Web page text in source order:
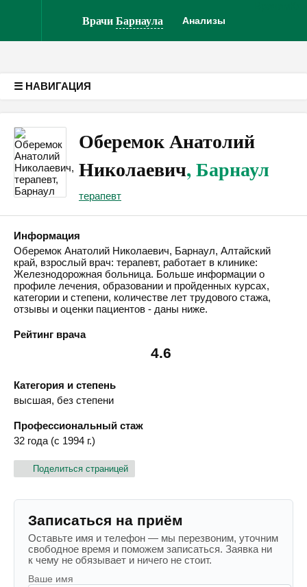
ВрачиБарнаула Анализы
☰ НАВИГАЦИЯ
Оберемок Анатолий
Николаевич, Барнаул
терапевт
Информация
Оберемок Анатолий Николаевич, Барнаул, Алтайский
край, взрослый врач: терапевт, работает в клинике:
Железнодорожная больница. Больше информации о
профиле лечения, образовании и пройденных курсах,
категории и степени, количестве лет трудового стажа,
отзывы и оценки пациентов - даны ниже.
Рейтинг врача
4.6
Категория и степень
высшая, без степени
Профессиональный стаж
32 года (с 1994 г.)
Поделиться страницей
Записаться на приём
Оставьте имя и телефон — мы перезвоним, уточним
свободное время и поможем записаться. Заявка ни
к чему не обязывает и ничего не стоит.
Ваше имя